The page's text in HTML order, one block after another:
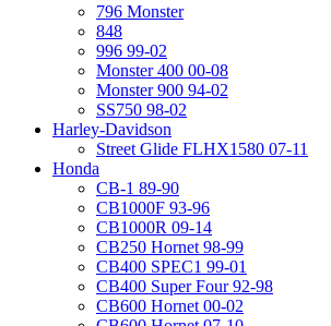
796 Monster
848
996 99-02
Monster 400 00-08
Monster 900 94-02
SS750 98-02
Harley-Davidson
Street Glide FLHX1580 07-11
Honda
CB-1 89-90
CB1000F 93-96
CB1000R 09-14
CB250 Hornet 98-99
CB400 SPEC1 99-01
CB400 Super Four 92-98
CB600 Hornet 00-02